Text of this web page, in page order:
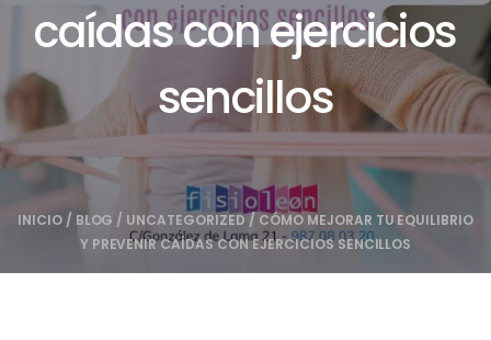
INICIO / BLOG / UNCATEGORIZED / CÓMO MEJORAR TU EQUILIBRIO
Y PREVENIR CAÍDAS CON EJERCICIOS SENCILLOS
caídas con ejercicios
sencillos